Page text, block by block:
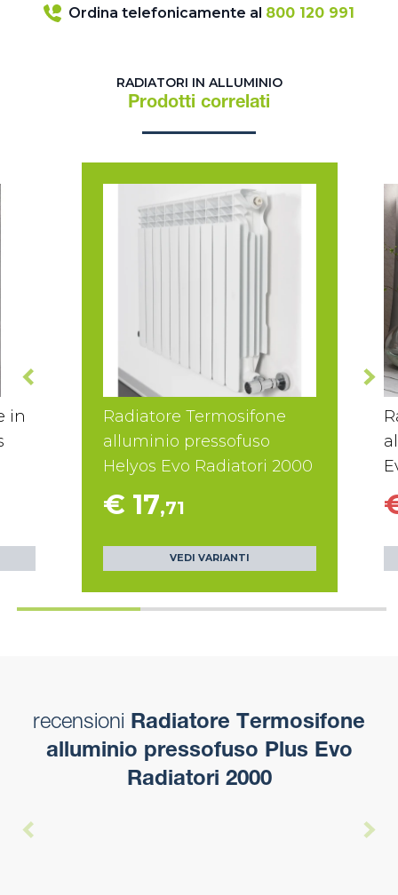
Ordina telefonicamente al 800 120 991
RADIATORI IN ALLUMINIO
Prodotti correlati
in
Radiatore Termosifone
alluminio pressofuso
Helyos Evo Radiatori 2000
€ 17,71
VEDI VARIANTI
recensioni Radiatore Termosifone
alluminio pressofuso Plus Evo
Radiatori 2000